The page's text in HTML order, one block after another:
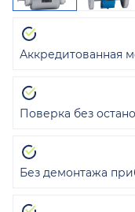
Аккредитованная
Поверка без
Без демонтажа